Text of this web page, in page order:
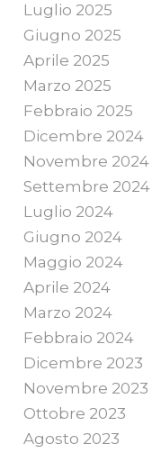
Luglio 2025
Giugno 2025
Aprile 2025
Marzo 2025
Febbraio 2025
Dicembre 2024
Novembre 2024
Settembre 2024
Luglio 2024
Giugno 2024
Maggio 2024
Aprile 2024
Marzo 2024
Febbraio 2024
Dicembre 2023
Novembre 2023
Ottobre 2023
Agosto 2023